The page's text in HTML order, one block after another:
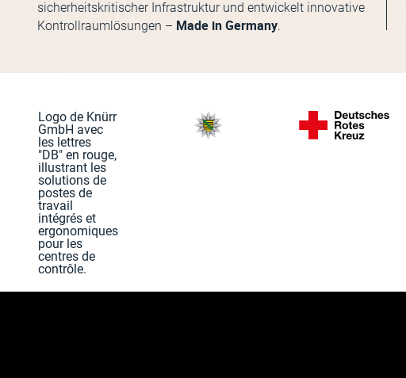
sicherheitskritischer Infrastruktur und entwickelt innovative
Kontrollraumlösungen – Made in Germany.